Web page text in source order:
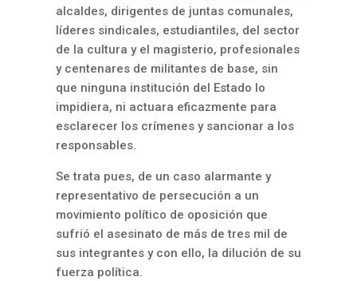
alcaldes, dirigentes de juntas comunales,
líderes sindicales, estudiantiles, del sector
de la cultura y el magisterio, profesionales
y centenares de militantes de base, sin
que ninguna institución del Estado lo
impidiera, ni actuara eficazmente para
esclarecer los crímenes y sancionar a los
responsables.
Se trata pues, de un caso alarmante y
representativo de persecución a un
movimiento político de oposición que
sufrió el asesinato de más de tres mil de
sus integrantes y con ello, la dilución de su
fuerza política.